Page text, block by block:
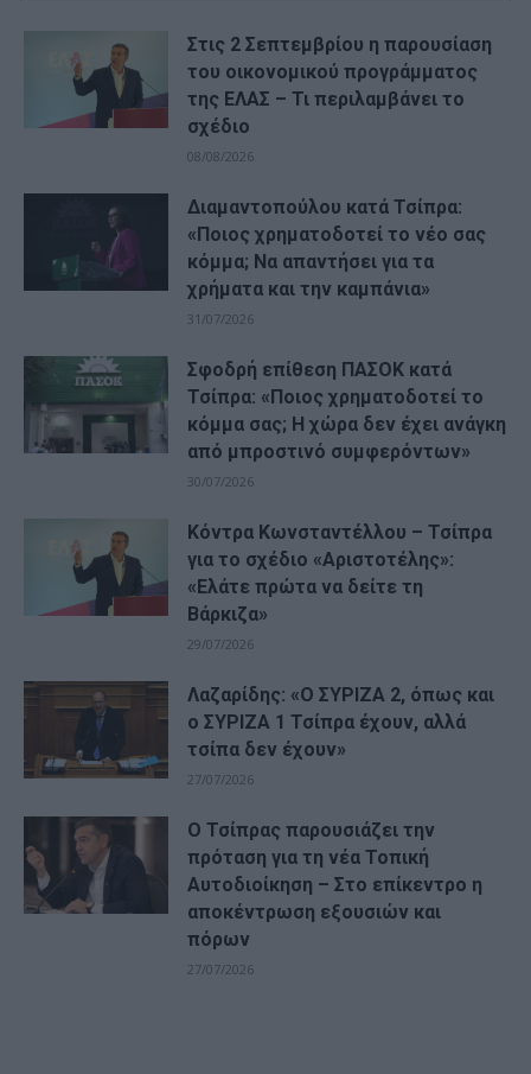
Στις 2 Σεπτεμβρίου η παρουσίαση
του οικονομικού προγράμματος
της ΕΛΑΣ – Τι περιλαμβάνει το
σχέδιο
08/08/2026
Διαμαντοπούλου κατά Τσίπρα:
«Ποιος χρηματοδοτεί το νέο σας
κόμμα; Να απαντήσει για τα
χρήματα και την καμπάνια»
31/07/2026
Σφοδρή επίθεση ΠΑΣΟΚ κατά
Τσίπρα: «Ποιος χρηματοδοτεί το
κόμμα σας; Η χώρα δεν έχει ανάγκη
από μπροστινό συμφερόντων»
30/07/2026
Κόντρα Κωνσταντέλλου – Τσίπρα
για το σχέδιο «Αριστοτέλης»:
«Ελάτε πρώτα να δείτε τη
Βάρκιζα»
29/07/2026
Λαζαρίδης: «Ο ΣΥΡΙΖΑ 2, όπως και
ο ΣΥΡΙΖΑ 1 Τσίπρα έχουν, αλλά
τσίπα δεν έχουν»
27/07/2026
Ο Τσίπρας παρουσιάζει την
πρόταση για τη νέα Τοπική
Αυτοδιοίκηση – Στο επίκεντρο η
αποκέντρωση εξουσιών και
πόρων
27/07/2026